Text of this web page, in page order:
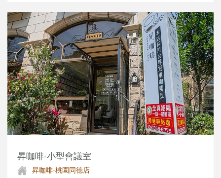
昇咖啡-小型會議室
昇咖啡-桃園同德店